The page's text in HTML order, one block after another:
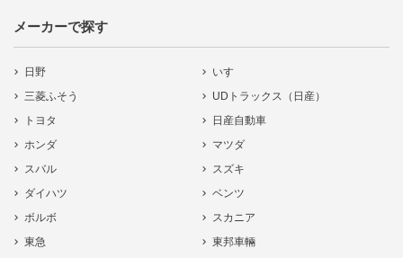
メーカーで探す
日野
いすゞ
三菱ふそう
UDトラックス（日産）
トヨタ
日産自動車
ホンダ
マツダ
スバル
スズキ
ダイハツ
ベンツ
ボルボ
スカニア
東急
東邦車輛